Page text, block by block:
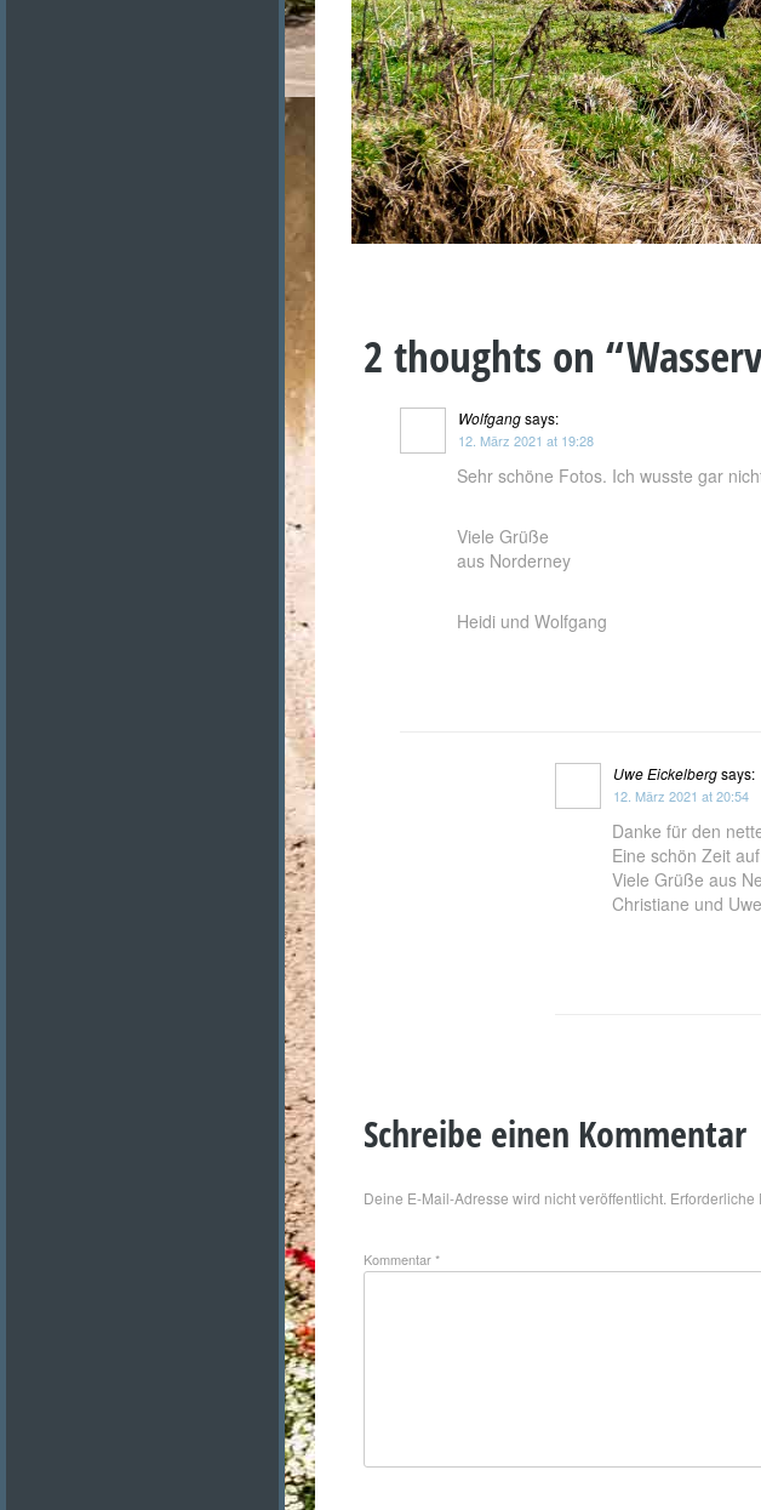
2 thoughts on “
Wolfgangsays:
12. März 2021 at 19:28
Sehr schöne Fotos. Ich wusste gar
Viele Grüße
aus Norderney
Heidi und Wolfgang
Uwe Eickelbergsays:
12. März 2021 at 20:54
Danke für den
Eine schön Zeit
Viele Grüße aus
Christiane und Uwe
Schreibe einen Kommentar
Deine E-Mail-Adresse wird nicht veröffentlicht. Erforderliche
Kommentar*